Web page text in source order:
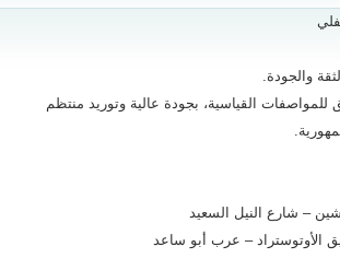
والجودة.
القياسية، بجودة عالية وتوريد منتظم
– شارع النيل السعيد
الأوتوستراد – عرب أبو ساعد